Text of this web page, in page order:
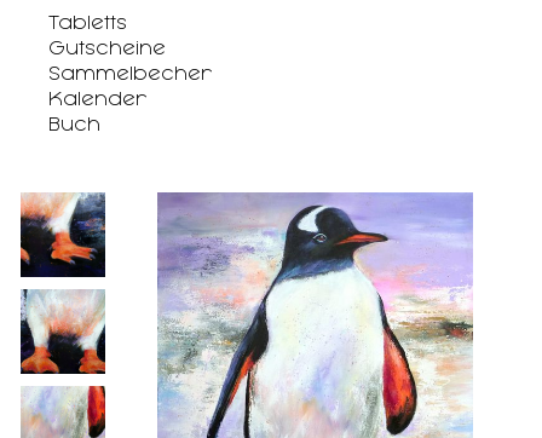
Tabletts
Gutscheine
Sammelbecher
Kalender
Buch